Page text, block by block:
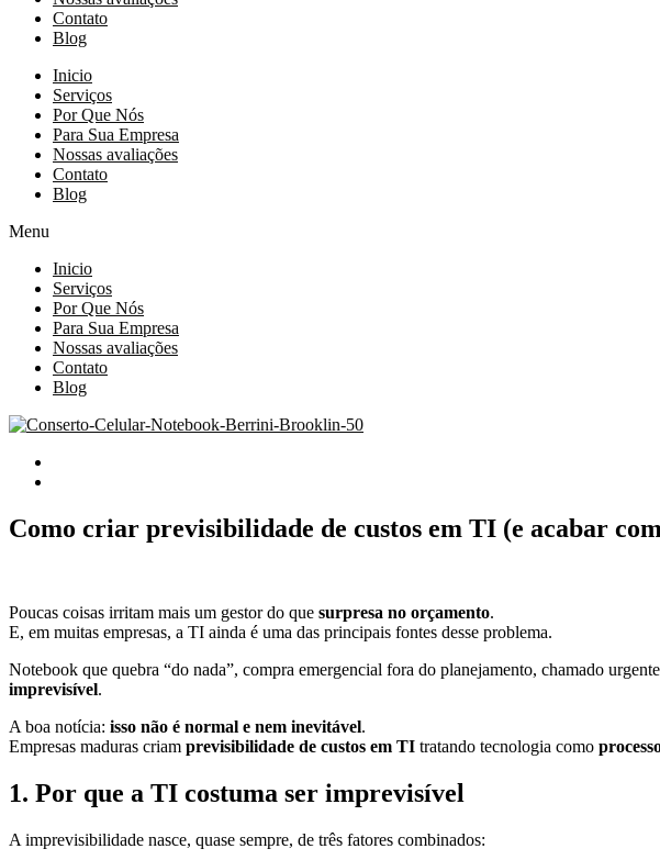
Contato
Blog
Inicio
Serviços
Por Que Nós
Para Sua Empresa
Nossas avaliações
Contato
Blog
Menu
Inicio
Serviços
Por Que Nós
Para Sua Empresa
Nossas avaliações
Contato
Blog
Como criar previsibilidade de custos em TI (e acabar
Poucas coisas irritam mais um gestor do que surpresa no orçamento.
E, em muitas empresas, a TI ainda é uma das principais fontes desse problema.
Notebook que quebra “do nada”, compra emergencial fora do planejamento, chamado
imprevisível.
A boa notícia: isso não é normal e nem inevitável.
Empresas maduras criam previsibilidade de custos em TI tratando tecnologia como
1. Por que a TI costuma ser imprevisível
A imprevisibilidade nasce, quase sempre, de três fatores combinados: